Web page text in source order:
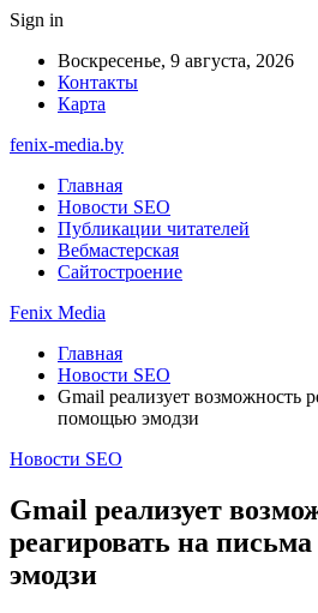
Sign in
Воскресенье, 9 августа, 2026
Контакты
Карта
fenix-media.by
Главная
Новости SEO
Публикации читателей
Вебмастерская
Сайтостроение
Fenix Media
Главная
Новости SEO
Gmail реализует возможность
помощью эмодзи
Новости SEO
Gmail реализует
реагировать на
эмодзи